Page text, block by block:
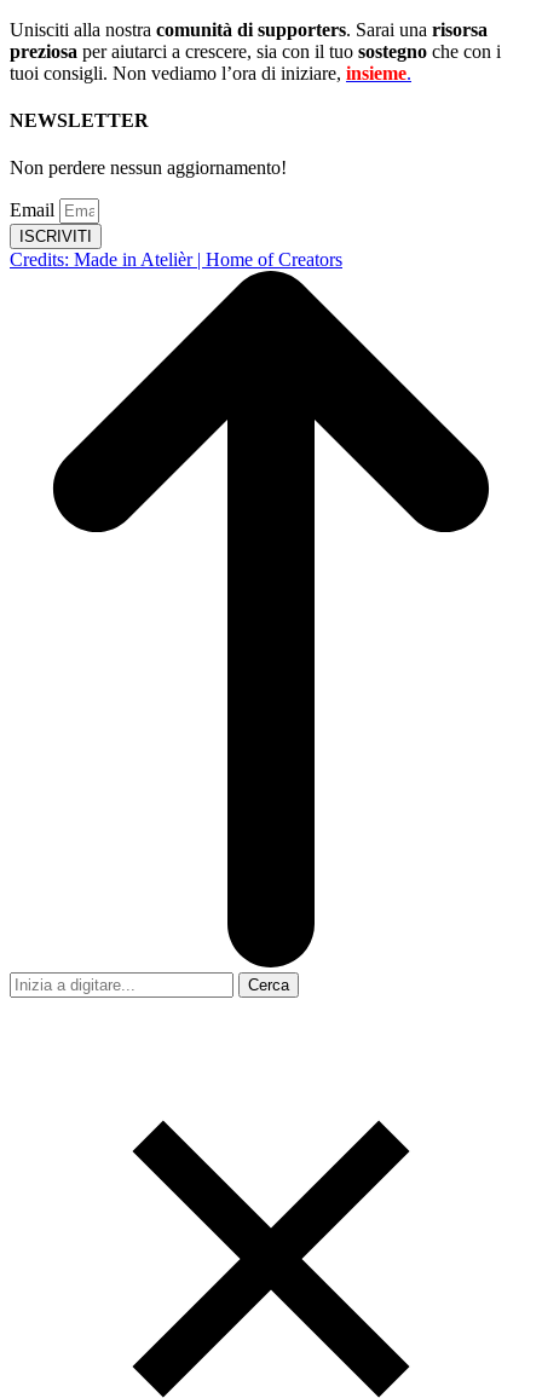
Unisciti alla nostra comunità di supporters. Sarai una risorsa
preziosa per aiutarci a crescere, sia con il tuo sostegno che con i
tuoi consigli. Non vediamo l’ora di iniziare, insieme.
NEWSLETTER
Non perdere nessun aggiornamento!
Email
ISCRIVITI
Credits: Made in Atelièr | Home of Creators
Cerca